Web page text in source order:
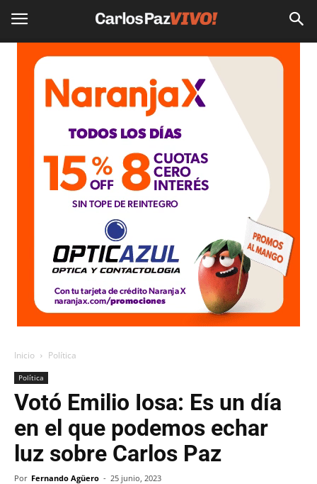
Inicio Política
Política
Votó Emilio Iosa: Es un día
en el que podemos echar
luz sobre Carlos Paz
Por Fernando Agüero - 25 junio, 2023